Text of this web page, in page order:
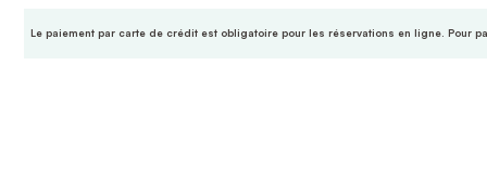
Le paiement par carte de crédit est obligatoire pour les réservations en ligne. Pour